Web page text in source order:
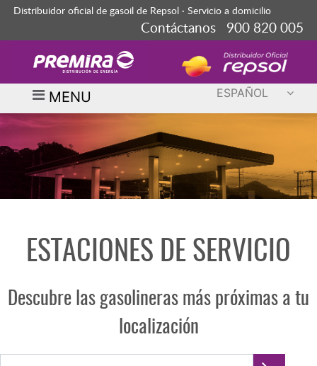
Distribuidor oficial de gasoil de Repsol · Servicio a domicilio
Contáctanos 900 820 005
MENU ESPAÑOL
ESTACIONES DE SERVICIO
Descubre las gasolineras más próximas a tu
localización